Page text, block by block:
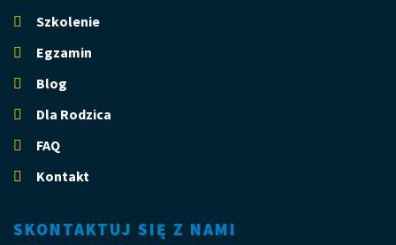
Szkolenie
Egzamin
Blog
Dla Rodzica
FAQ
Kontakt
SKONTAKTUJ SIĘ Z NAMI